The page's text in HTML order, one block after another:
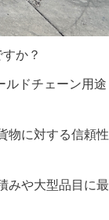
か？
ルドチェーン用途
物に対する信頼性
みや大型品目に最